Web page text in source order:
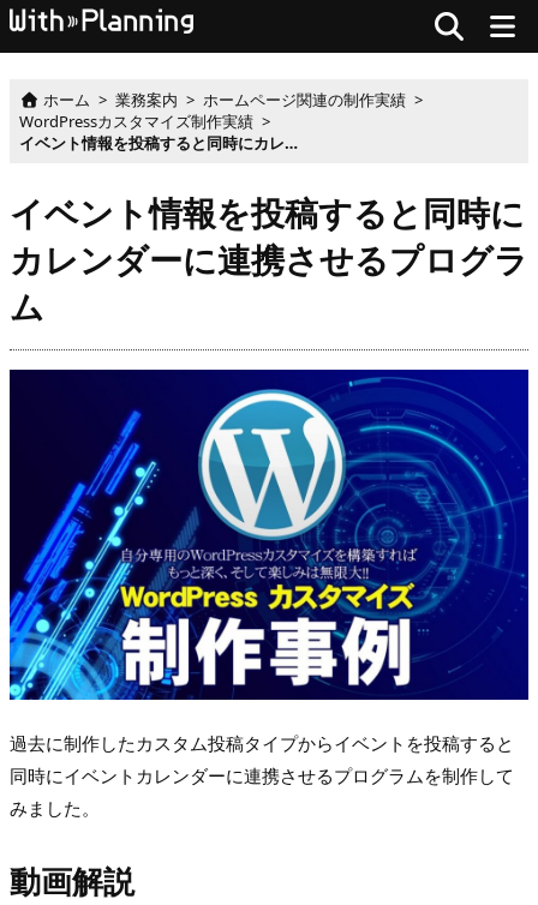
ホーム > 業務案内 > ホームページ関連の制作実績 >
WordPressカスタマイズ制作実績 >
イベント情報を投稿すると同時にカレンダーに連携させるプログラム
イベント情報を投稿すると同時に
カレンダーに連携させるプログラ
ム
過去に制作したカスタム投稿タイプからイベントを投稿すると
同時にイベントカレンダーに連携させるプログラムを制作して
みました。
動画解説